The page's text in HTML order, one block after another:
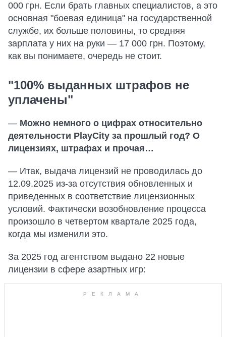
000 грн. Если брать главных специалистов, а это
основная "боевая единица" на государственной
службе, их больше половины, то средняя
зарплата у них на руки — 17 000 грн. Поэтому,
как вы понимаете, очередь не стоит.
"100% выданных штрафов не
уплачены"
— Можно немного о цифрах относительно
деятельности PlayCity за прошлый год? О
лицензиях, штрафах и прочая…
— Итак, выдача лицензий не проводилась до
12.09.2025 из-за отсутствия обновленных и
приведенных в соответствие лицензионных
условий. Фактически возобновление процесса
произошло в четвертом квартале 2025 года,
когда мы изменили это.
За 2025 год агентством выдано 22 новые
лицензии в сфере азартных игр: